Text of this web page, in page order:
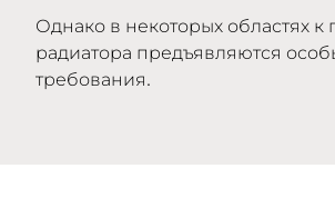
Однако в некоторых областях к
радиатора предъявляются
требования.